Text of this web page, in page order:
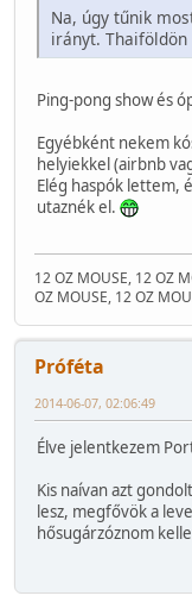
Na, úgy tűnik
irányt.
Ping-pong show és
Egyébként nekem
helyiekkel (airbnb
Elég haspók lettem,
utaznék el.
12 OZ MOUSE, 12 OZ
OZ MOUSE, 12 OZ
Próféta
2014-06-07, 02:06:49
Élve jelentkezem
Kis naívan azt
lesz, megfővök a
hősugárzóznom